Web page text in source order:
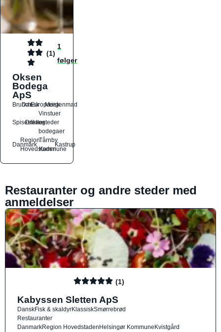
(1)
1
følger
Oksen
Bodega
ApS
Brunch
DanskEuropæiskMorgenmad
Spisesteder
Drikkesteder
Vinstuer
og
bodegaer
Danmark
Region
Hovedstaden
Tårnby
Kommune
Kastrup
Restauranter og andre steder med
anmeldelser
(1)
Kabyssen Sletten ApS
DanskFisk & skaldyrKlassiskSmørrebrød
Restauranter
DanmarkRegion HovedstadenHelsingør KommuneKvistgård